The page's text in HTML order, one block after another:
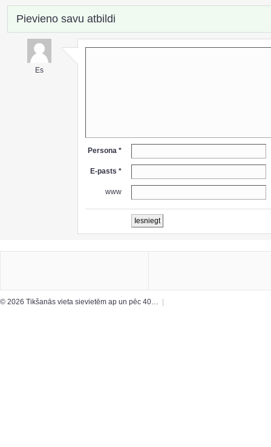
Pievieno savu atbildi
Es
Persona *
E-pasts *
www
© 2026 Tikšanās vieta sievietēm ap un pēc 40…